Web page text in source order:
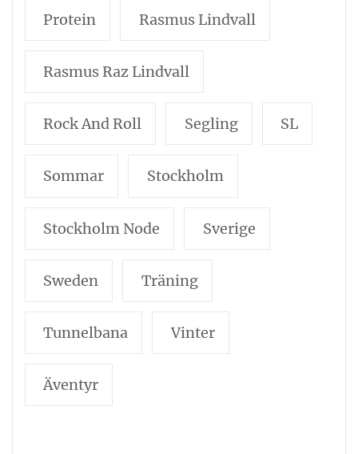
Protein Rasmus Lindvall
Rasmus Raz Lindvall
Rock And Roll Segling SL
Sommar Stockholm
Stockholm Node Sverige
Sweden Träning
Tunnelbana Vinter
Äventyr